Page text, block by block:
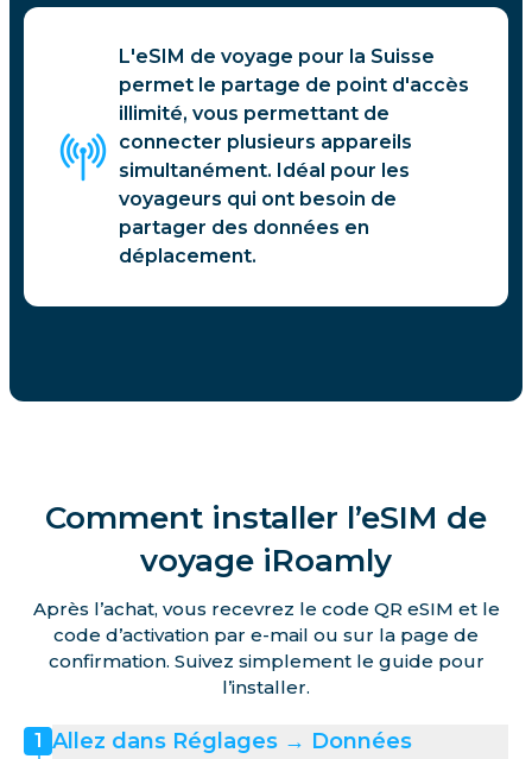
L'eSIM de voyage pour la Suisse
permet le partage de point d'accès
illimité, vous permettant de
connecter plusieurs appareils
simultanément. Idéal pour les
voyageurs qui ont besoin de
partager des données en
déplacement.
Comment installer l’eSIM de
voyage iRoamly
Après l’achat, vous recevrez le code QR eSIM et le
code d’activation par e-mail ou sur la page de
confirmation. Suivez simplement le guide pour
l’installer.
1 Allez dans Réglages → Données